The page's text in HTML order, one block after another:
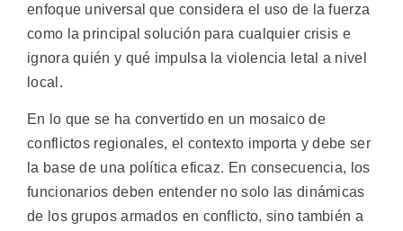
enfoque universal que considera el uso de la fuerza
como la principal solución para cualquier crisis e
ignora quién y qué impulsa la violencia letal a nivel
local.
En lo que se ha convertido en un mosaico de
conflictos regionales, el contexto importa y debe ser
la base de una política eficaz. En consecuencia, los
funcionarios deben entender no solo las dinámicas
de los grupos armados en conflicto, sino también a